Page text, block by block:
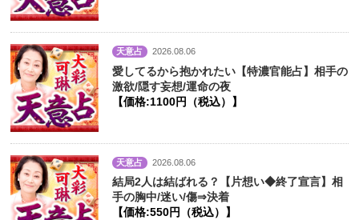
天意占 2026.08.06
愛してるから抱かれたい【特濃官能占】相手の
激欲/隠す妄想/運命の夜
【価格:1100円（税込）】
天意占 2026.08.06
結局2人は結ばれる？【片想い◆終了宣言】相
手の胸中/迷い/傷⇒決着
【価格:550円（税込）】